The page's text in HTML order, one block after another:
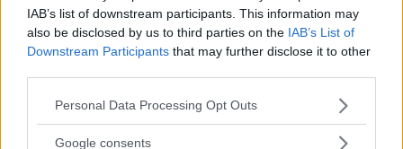
IAB’s list of downstream participants. This information may
also be disclosed by us to third parties on the IAB’s List of
Downstream Participants that may further disclose it to other
Please note that this website/app uses one or more Google
not limited to your visit or usage behaviour. You may click to
Personal Data Processing Opt Outs
Google consents
NYHETER 30 juli 2026 07.32